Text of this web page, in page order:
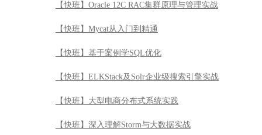
【快班】Oracle 12C RAC集群原理与管理实战
【快班】Mycat从入门到精通
【快班】基于案例学SQL优化
【快班】ELKStack及Solr企业级搜索引擎实战
【快班】大型电商分布式系统实践
【快班】深入理解Storm与大数据实战